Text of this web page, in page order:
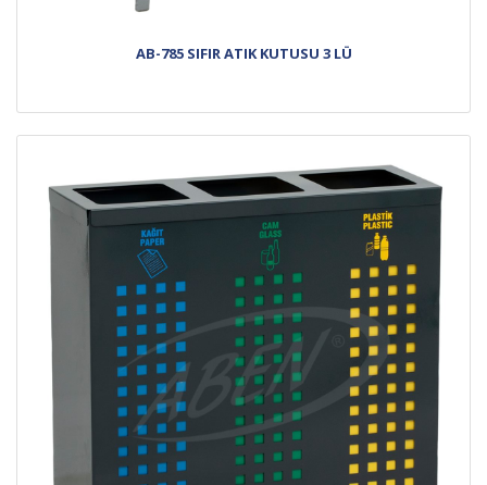
AB-785 SIFIR ATIK KUTUSU 3 LÜ